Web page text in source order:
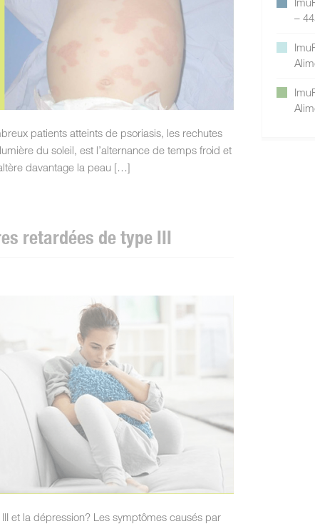
patients atteints de psoriasis, les rechutes
du soleil, est l’alternance de temps froid et
davantage la peau […]
retardées de type III
et la dépression? Les symptômes causés par
–